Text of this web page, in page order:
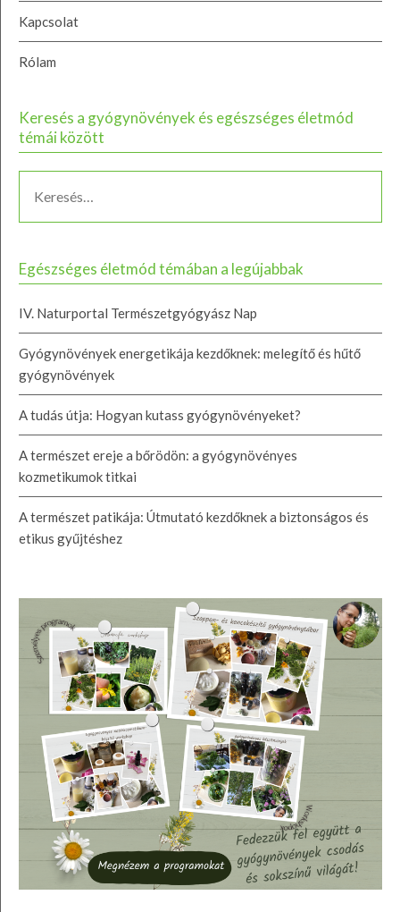
Kapcsolat
Rólam
Keresés a gyógynövények és egészséges életmód
témái között
Egészséges életmód témában a legújabbak
IV. Naturportal Természetgyógyász Nap
Gyógynövények energetikája kezdőknek: melegítő és hűtő
gyógynövények
A tudás útja: Hogyan kutass gyógynövényeket?
A természet ereje a bőrödön: a gyógynövényes
kozmetikumok titkai
A természet patikája: Útmutató kezdőknek a biztonságos és
etikus gyűjtéshez